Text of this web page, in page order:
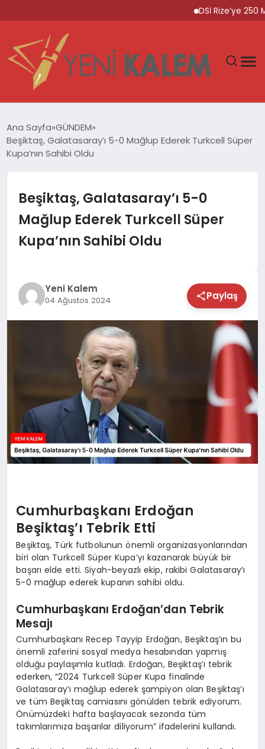
DSİ Rize’ye 250
SPOR
EKONOMİ
YAŞAM
SAĞLIK
Ana Sayfa GÜNDEM
Beşiktaş, Galatasaray’ı 5-0 Mağlup Ederek Turkcell Süper
Kupa’nın Sahibi Oldu
Beşiktaş, Galatasaray’ı 5-0
Mağlup Ederek Turkcell Süper
Kupa’nın Sahibi Oldu
Yeni Kalem
04 Ağustos 2024 Paylaş
Cumhurbaşkanı Erdoğan
Beşiktaş’ı Tebrik Etti
Beşiktaş, Türk futbolunun önemli organizasyonlarından
biri olan Turkcell Süper Kupa’yı kazanarak büyük bir
başarı elde etti. Siyah-beyazlı ekip, rakibi Galatasaray’ı
5-0 mağlup ederek kupanın sahibi oldu.
Cumhurbaşkanı Erdoğan’dan Tebrik
Mesajı
Cumhurbaşkanı Recep Tayyip Erdoğan, Beşiktaş’ın bu
önemli zaferini sosyal medya hesabından yapmış
olduğu paylaşımla kutladı. Erdoğan, Beşiktaş’ı tebrik
ederken, “2024 Turkcell Süper Kupa finalinde
Galatasaray’ı mağlup ederek şampiyon olan Beşiktaş’ı
ve tüm Beşiktaş camiasını gönülden tebrik ediyorum.
Önümüzdeki hafta başlayacak sezonda tüm
takımlarımıza başarılar diliyorum” ifadelerini kullandı.